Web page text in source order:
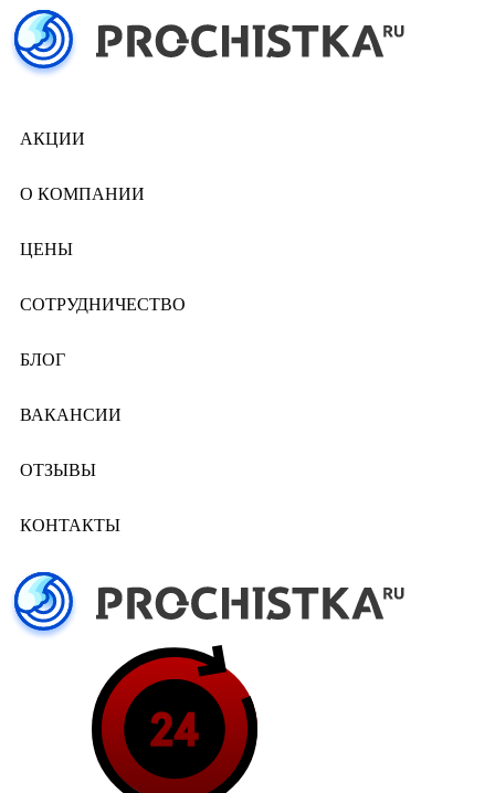
АКЦИИ
О КОМПАНИИ
ЦЕНЫ
СОТРУДНИЧЕСТВО
БЛОГ
ВАКАНСИИ
ОТЗЫВЫ
КОНТАКТЫ